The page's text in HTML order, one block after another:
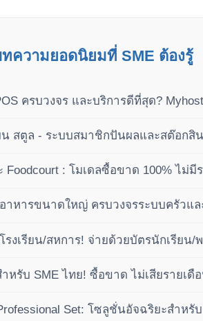
ทความยอดนิยมที่ SME ต้องรู้
ครบวงจร และบริการดีที่สุด?
น สตูล - ระบบสมาชิกปันผลและสต๊อกสิ
: โมเดลซื้อขาด 100% ไม่มี
าหารขนาดใหญ่ ครบวงจรระบบครัวแ
รงเรียน/สหการ! จ่ายด้วยบัตรนักเรีย
หรับ SME ไทย! ซื้อขาด ไม่เสียรายเดื
Set: โซลูชั่นอัจฉริยะสำหรั